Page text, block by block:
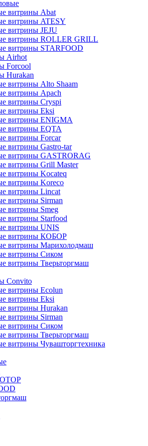
витрины Abat
витрины ATESY
витрины JEJU
витрины ROLLER GRILL
витрины STARFOOD
Airhot
Forcool
Hurakan
витрины Alto Shaam
витрины Apach
витрины Cryspi
витрины Eksi
витрины ENIGMA
витрины EQTA
витрины Forcar
витрины Gastro-tar
витрины GASTRORAG
витрины Grill Master
витрины Kocateq
витрины Koreco
витрины Lincat
витрины Sirman
витрины Smeg
витрины Starfood
витрины UNIS
витрины КОБОР
витрины Марихолодмаш
витрины Сиком
витрины Тверьторгмаш
Convito
витрины Ecolun
витрины Eksi
витрины Hurakan
витрины Sirman
витрины Сиком
витрины Тверьторгмаш
витрины Чувашторгтехника